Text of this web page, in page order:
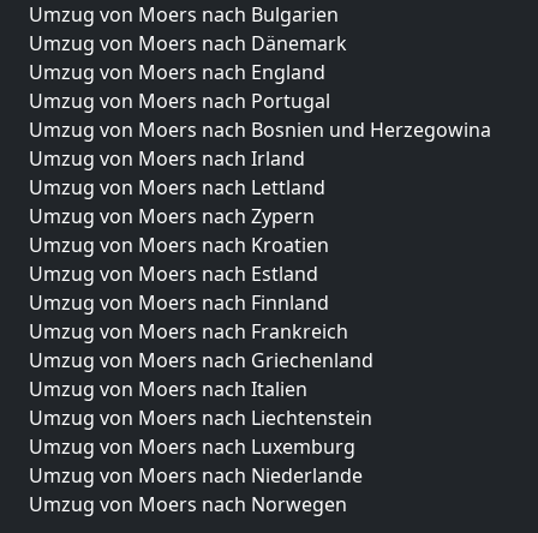
Umzug von Moers nach Bulgarien
Umzug von Moers nach Dänemark
Umzug von Moers nach England
Umzug von Moers nach Portugal
Umzug von Moers nach Bosnien und Herzegowina
Umzug von Moers nach Irland
Umzug von Moers nach Lettland
Umzug von Moers nach Zypern
Umzug von Moers nach Kroatien
Umzug von Moers nach Estland
Umzug von Moers nach Finnland
Umzug von Moers nach Frankreich
Umzug von Moers nach Griechenland
Umzug von Moers nach Italien
Umzug von Moers nach Liechtenstein
Umzug von Moers nach Luxemburg
Umzug von Moers nach Niederlande
Umzug von Moers nach Norwegen